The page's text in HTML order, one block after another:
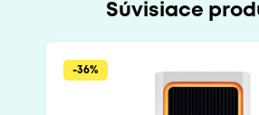
Súvisiace
-36%